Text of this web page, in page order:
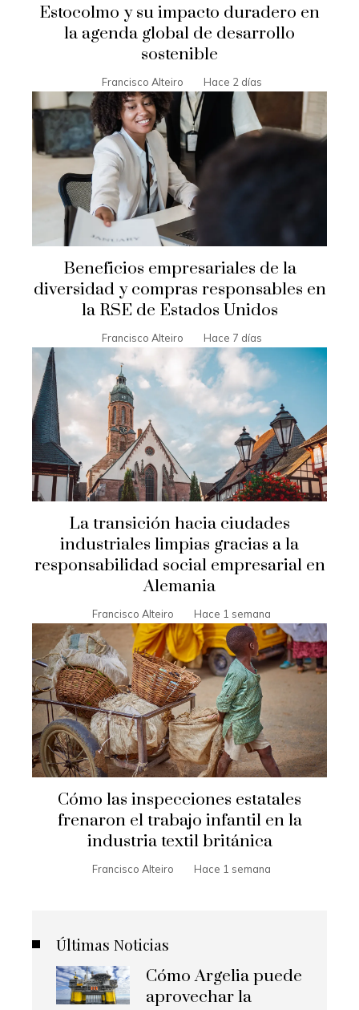
Estocolmo y su impacto duradero en
la agenda global de desarrollo
sostenible
Francisco Alteiro Hace 2 días
Beneficios empresariales de la
diversidad y compras responsables en
la RSE de Estados Unidos
Francisco Alteiro Hace 7 días
La transición hacia ciudades
industriales limpias gracias a la
responsabilidad social empresarial en
Alemania
Francisco Alteiro Hace 1 semana
Cómo las inspecciones estatales
frenaron el trabajo infantil en la
industria textil británica
Francisco Alteiro Hace 1 semana
Últimas Noticias
Cómo Argelia puede
aprovechar la